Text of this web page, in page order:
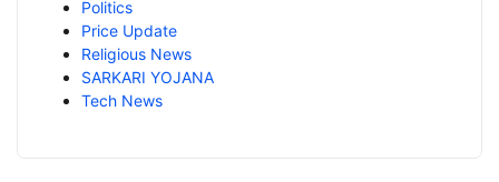
Politics
Price Update
Religious News
SARKARI YOJANA
Tech News